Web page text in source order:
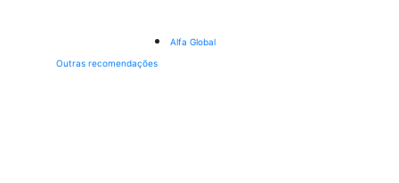
Alfa Global
Outras recomendações